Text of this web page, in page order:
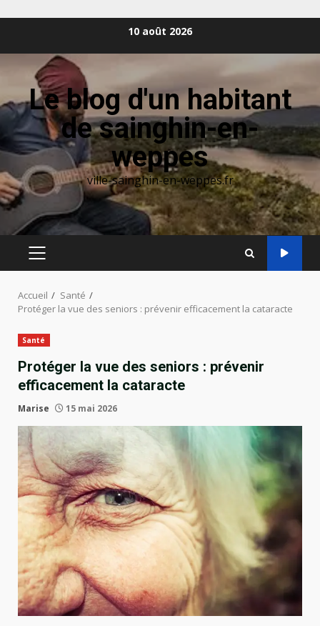
10 août 2026
Le blog d'un habitant
de sainghin-en-
weppes
ville-sainghin-en-weppes.fr
MENU
Accueil
Santé
Protéger la vue des seniors : prévenir efficacement la cataracte
Santé
Protéger la vue des seniors : prévenir
efficacement la cataracte
Marise 15 mai 2026